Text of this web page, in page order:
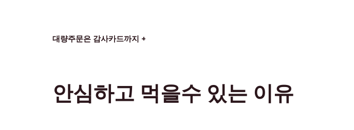
대량주문은 감사카드까지 +
안심하고 먹을수 있는 이유